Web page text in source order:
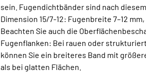
sein. Fugendichtbänder sind nach
Dimension 15/7-12: Fugenbreite 7–12 mm,
Beachten Sie auch die
Fugenflanken: Bei rauen oder
können Sie ein breiteres Band mit
als bei glatten Flächen.